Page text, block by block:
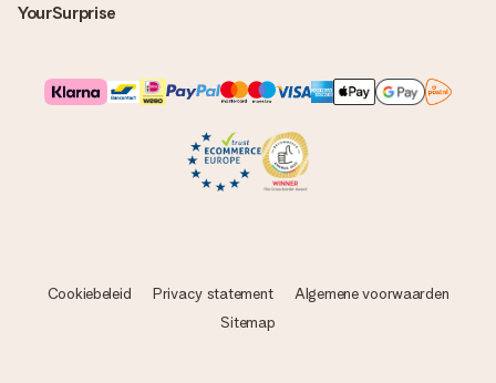
YourSurprise
Cookiebeleid Privacy statement
Algemene voorwaarden
Sitemap